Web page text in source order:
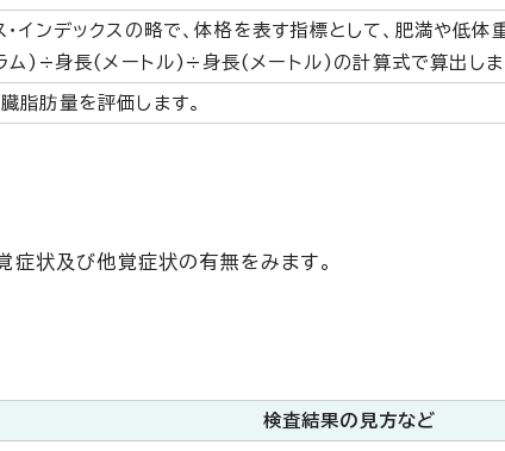
・インデックスの略で、体格を表す指標として、肥満や低体
ム)÷身長(メートル)÷身長(メートル)の計算式で算出しま
脂肪量を評価します。
症状及び他覚症状の有無をみます。
検査結果の見方など